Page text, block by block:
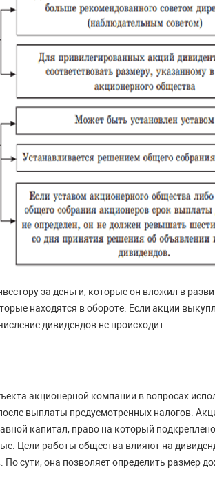
за деньги, которые он вложил в
находятся в обороте. Если акции
дивидендов не происходит.
акционерной компании в вопросах
выплаты предусмотренных налогов.
капитал, право на который
Цели работы общества влияют на
По сути, она позволяет определить размер